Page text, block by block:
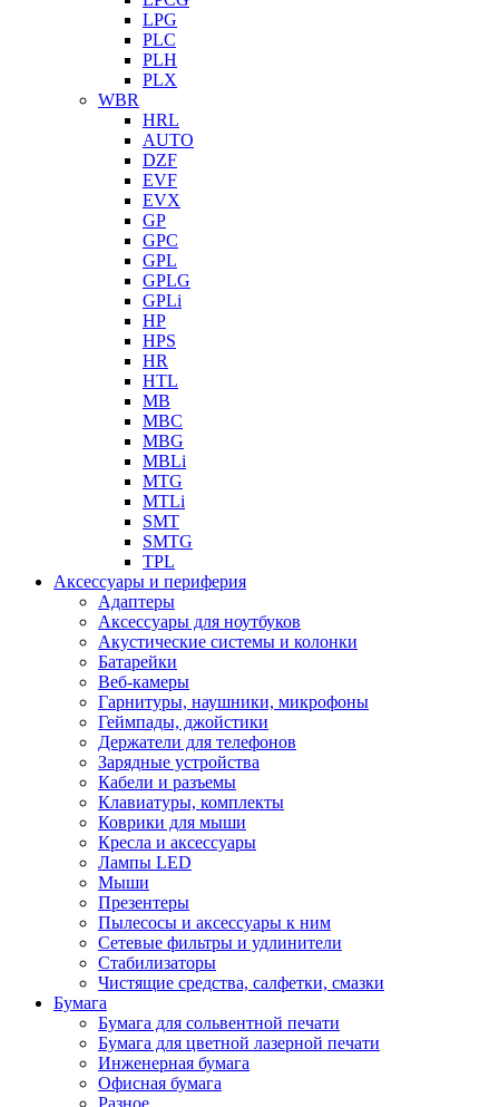
LPG
PLC
PLH
PLX
WBR
HRL
AUTO
DZF
EVF
EVX
GP
GPC
GPL
GPLG
GPLi
HP
HPS
HR
HTL
MB
MBC
MBG
MBLi
MTG
MTLi
SMT
SMTG
TPL
Аксессуары и периферия
Адаптеры
Аксессуары для ноутбуков
Акустические системы и колонки
Батарейки
Веб-камеры
Гарнитуры, наушники, микрофоны
Геймпады, джойстики
Держатели для телефонов
Зарядные устройства
Кабели и разъемы
Клавиатуры, комплекты
Коврики для мыши
Кресла и аксессуары
Лампы LED
Мыши
Презентеры
Пылесосы и аксессуары к ним
Сетевые фильтры и удлинители
Стабилизаторы
Чистящие средства, салфетки, смазки
Бумага
Бумага для сольвентной печати
Бумага для цветной лазерной печати
Инженерная бумага
Офисная бумага
Разное